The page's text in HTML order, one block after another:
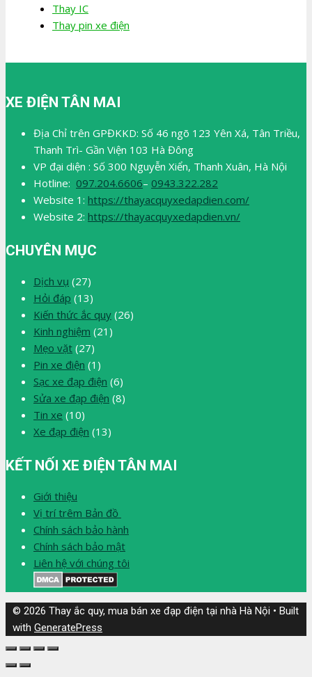
Thay IC
Thay pin xe điện
XE ĐIỆN TÂN MAI
Địa Chỉ trên GPĐKKD: Số 46 ngõ 123 Yên Xá, Tân Triều,
Thanh Trì- Gần Viện 103 Hà Đông
VP đại diện : Số 300 Nguyễn Xiển, Thanh Xuân, Hà Nội
Hotline: 097.204.6606– 0943.322.282
Website 1: https://thayacquyxedapdien.com/
Website 2: https://thayacquyxedapdien.vn/
CHUYÊN MỤC
Dịch vụ (27)
Hỏi đáp (13)
Kiến thức ắc quy (26)
Kinh nghiệm (21)
Mẹo vặt (27)
Pin xe điện (1)
Sạc xe đạp điện (6)
Sửa xe đạp điện (8)
Tin xe (10)
Xe đạp điện (13)
KẾT NỐI XE ĐIỆN TÂN MAI
Giới thiệu
Vị trí trêm Bản đồ
Chính sách bảo hành
Chính sách bảo mật
Liên hệ với chúng tôi
© 2026 Thay ắc quy, mua bán xe đạp điện tại nhà Hà Nội • Built
with GeneratePress